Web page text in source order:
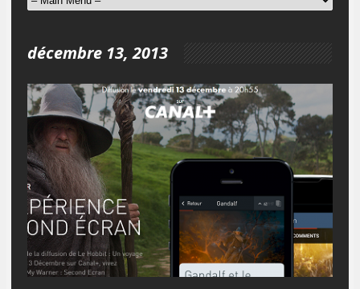
décembre 13, 2013